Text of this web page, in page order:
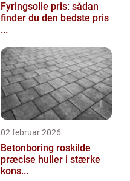
Fyringsolie pris: sådan
finder du den bedste pris
...
02 februar 2026
Betonboring roskilde
præcise huller i stærke
kons...